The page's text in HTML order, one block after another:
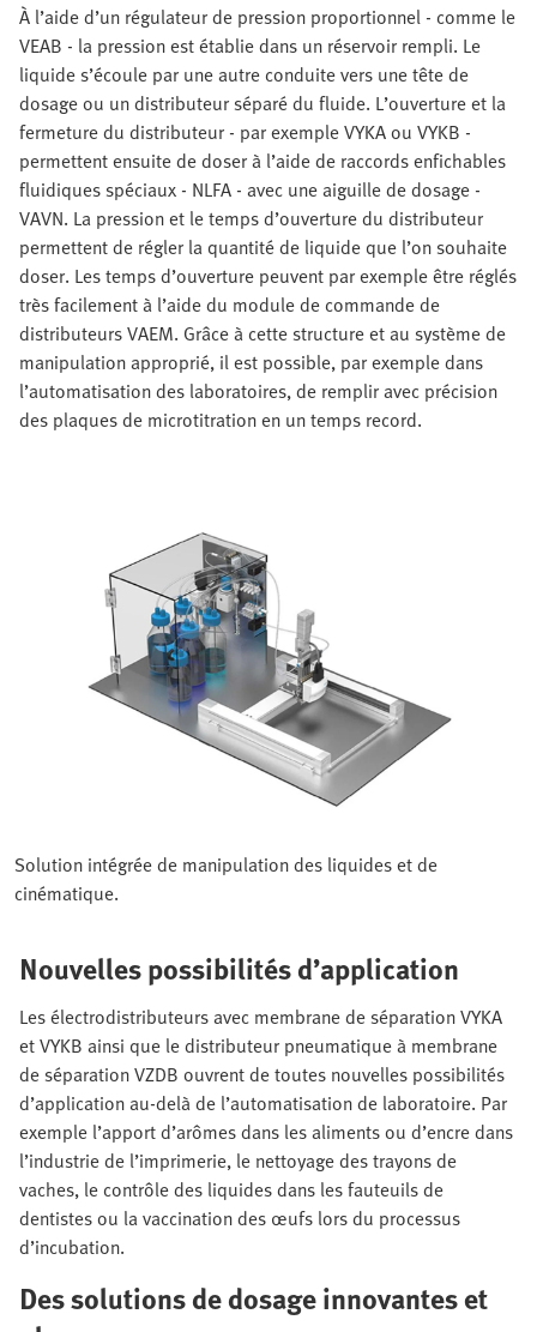
À l’aide d’un régulateur de pression proportionnel - comme le
VEAB - la pression est établie dans un réservoir rempli. Le
liquide s’écoule par une autre conduite vers une tête de
dosage ou un distributeur séparé du fluide. L’ouverture et la
fermeture du distributeur - par exemple VYKA ou VYKB -
permettent ensuite de doser à l’aide de raccords enfichables
fluidiques spéciaux - NLFA - avec une aiguille de dosage -
VAVN. La pression et le temps d’ouverture du distributeur
permettent de régler la quantité de liquide que l’on souhaite
doser. Les temps d’ouverture peuvent par exemple être réglés
très facilement à l’aide du module de commande de
distributeurs VAEM. Grâce à cette structure et au système de
manipulation approprié, il est possible, par exemple dans
l’automatisation des laboratoires, de remplir avec précision
des plaques de microtitration en un temps record.
Solution intégrée de manipulation des liquides et de
cinématique.
Nouvelles possibilités d’application
Les électrodistributeurs avec membrane de séparation VYKA
et VYKB ainsi que le distributeur pneumatique à membrane
de séparation VZDB ouvrent de toutes nouvelles possibilités
d’application au-delà de l’automatisation de laboratoire. Par
exemple l’apport d’arômes dans les aliments ou d’encre dans
l’industrie de l’imprimerie, le nettoyage des trayons de
vaches, le contrôle des liquides dans les fauteuils de
dentistes ou la vaccination des œufs lors du processus
d’incubation.
Des solutions de dosage innovantes et